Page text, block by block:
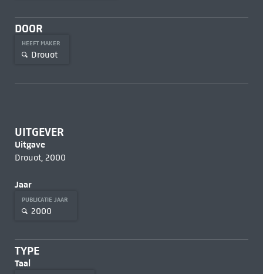
DOOR
HEEFT MAKER
Drouot
UITGEVER
Uitgave
Drouot, 2000
Jaar
PUBLICATIE JAAR
2000
TYPE
Taal